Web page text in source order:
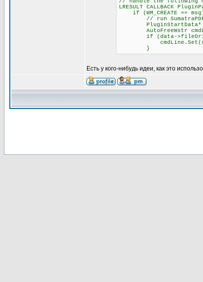
LRESULT CALLBACK
if (WM_CREATE ==
// run
PluginStartData* data
AutoFreeWstr
if (data-
}
Есть у кого-нибудь идеи, как это